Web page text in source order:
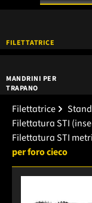
FILETTATRICE
MANDRINI PER
TRAPANO
Filettatrice
Filettatura STI
Filettatura STI
per foro cieco